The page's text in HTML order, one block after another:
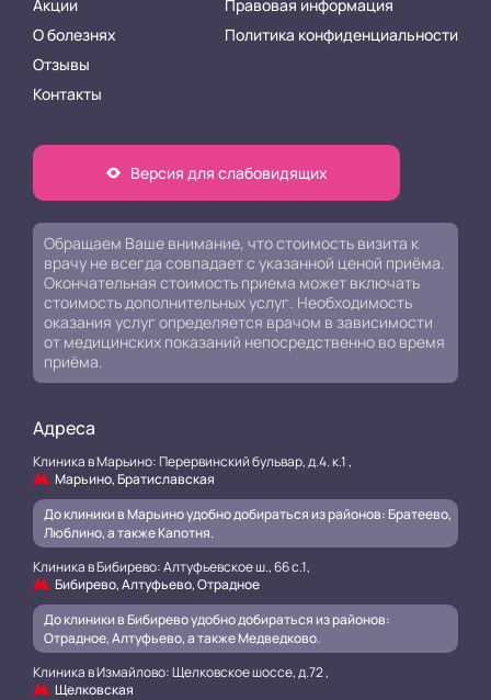
Акции
О болезнях
Отзывы
Контакты
Правовая информация
Политика конфиденциальности
Версия для слабовидящих
Обращаем Ваше внимание, что стоимость визита к
врачу не всегда совпадает с указанной ценой приёма.
Окончательная стоимость приема может включать
стоимость дополнительных услуг. Необходимость
оказания услуг определяется врачом в зависимости
от медицинских показаний непосредственно во время
приёма.
Адреса
Клиника в Марьино: Перервинский бульвар, д.4. к.1 ,
Марьино, Братиславская
До клиники в Марьино удобно добираться из районов: Братеево,
Люблино, а также Капотня.
Клиника в Бибирево: Алтуфьевское ш., 66 с.1,
Бибирево, Алтуфьево, Отрадное
До клиники в Бибирево удобно добираться из районов:
Отрадное, Алтуфьево, а также Медведково.
Клиника в Измайлово: Щелковское шоссе, д.72 ,
Щелковская